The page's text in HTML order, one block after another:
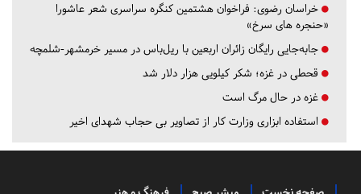
خراسان رضوی: فراخوان هشتمین کنگره سراسری شعر عاشورا
«حنجره های سرخ»
جابه‌جایی رایگان زائران اربعین با ریل‌باس در مسیر خرمشهر-شلمچه
قحطی در غزه؛ شکر کیلویی هزار دلار شد
غزه در حال مرگ است
استفاده ابزاری وزارت کار از تصاویر بی حجاب شهدای اخیر